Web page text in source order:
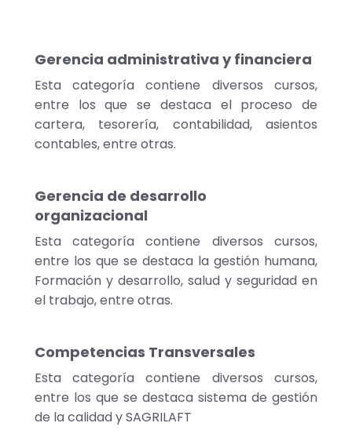
Gerencia administrativa y financiera
Esta categoría contiene diversos cursos,
entre los que se destaca el proceso de
cartera, tesorería, contabilidad, asientos
contables, entre otras.
Gerencia de desarrollo
organizacional
Esta categoría contiene diversos cursos,
entre los que se destaca la gestión humana,
Formación y desarrollo, salud y seguridad en
el trabajo, entre otras.
Competencias Transversales
Esta categoría contiene diversos cursos,
entre los que se destaca sistema de gestión
de la calidad y SAGRILAFT